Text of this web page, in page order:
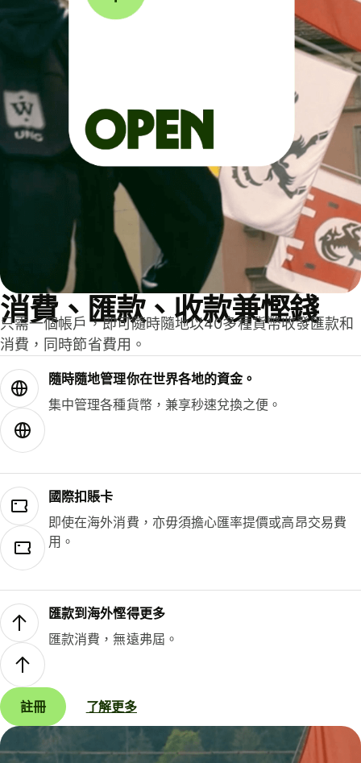
消費、匯款、收款兼慳錢
只需一個帳戶，即可隨時隨地以40多種貨幣收發匯款和
消費，同時節省費用。
隨時隨地管理你在世界各地的資金。
集中管理各種貨幣，兼享秒速兌換之便。
國際扣賬卡
即使在海外消費，亦毋須擔心匯率提價或高昂交易費
用。
匯款到海外慳得更多
匯款消費，無遠弗屆。
註冊 了解更多